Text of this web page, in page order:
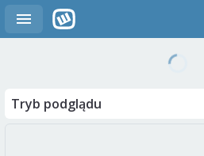
Tryb podglądu